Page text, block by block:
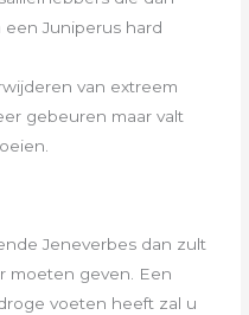
Juniperus hard
van extreem
gebeuren maar valt
Jeneverbes dan zult
moeten geven. Een
voeten heeft zal u